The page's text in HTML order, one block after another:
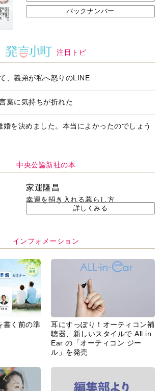
バックナンバー
注目トピ
、義弟が私へ怒りのLINE
葉に気持ちが折れた
婚を決めました。本当によかったのでしょう
中央公論新社の本
家運隆昌
幸運を招き入れる暮らし方
詳しくみる
インフォメーション
書く前の準
耳にすっぽり！オーティコン補
聴器、新しいスタイルで All in
Ear の「オーティコン ジー
ル」を発売